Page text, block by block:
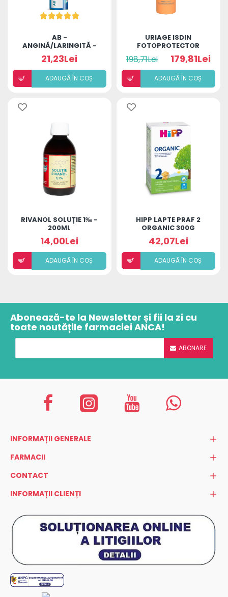
AB -
ANGINĂ/LARINGITĂ -
ADULȚI (BILUȚE)
21,23Lei
ADAUGÃ ÎN COȘ
URIAGE ISDIN
FOTOPROTECTOR
SPRAY TRANSPARENT
WET SKIN SPF50+
250ML
198,71Lei 179,81Lei
ADAUGÃ ÎN COȘ
RIVANOL SOLUȚIE 1‰ -
200ML
14,00Lei
ADAUGÃ ÎN COȘ
HIPP LAPTE PRAF 2
ORGANIC 300G
42,07Lei
ADAUGÃ ÎN COȘ
Abonează-te la Newsletter și fii la zi cu
toate noutățile farmaciei ANCA!
ABONARE
INFORMAȚII GENERALE
FARMACII
CONTACT
INFORMAȚII CLIENȚI